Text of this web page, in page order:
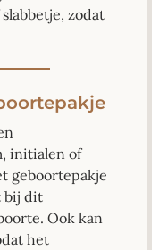
zodat
initialen of
geboortepakje
bij dit
Ook kan
het